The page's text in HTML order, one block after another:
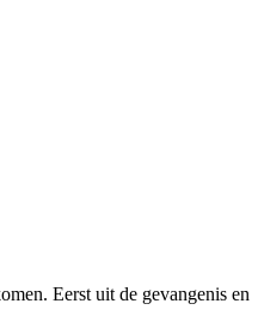
Eerst uit de gevangenis en